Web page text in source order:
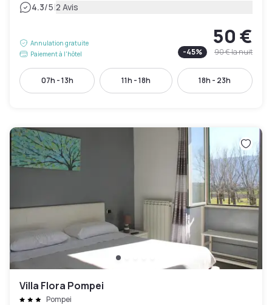
4.3/5|2 Avis
Annulation gratuite
Paiement à l'hôtel
50 €
-45% 90 €la nuit
07h - 13h 11h - 18h 18h - 23h
Villa Flora Pompei
Pompei